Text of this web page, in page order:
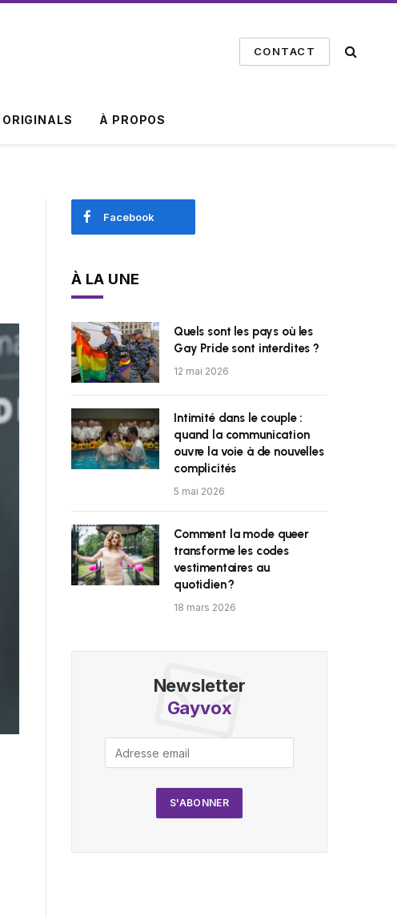
CONTACT
ORIGINALS À PROPOS
Facebook
À LA UNE
Quels sont les pays où les
Gay Pride sont interdites ?
12 mai 2026
Intimité dans le couple :
quand la communication
ouvre la voie à de nouvelles
complicités
5 mai 2026
Comment la mode queer
transforme les codes
vestimentaires au
quotidien ?
18 mars 2026
Newsletter
Gayvox